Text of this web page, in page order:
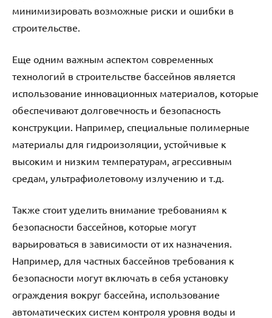
минимизировать возможные риски и ошибки в
строительстве.
Еще одним важным аспектом современных
технологий в строительстве бассейнов является
использование инновационных материалов, которые
обеспечивают долговечность и безопасность
конструкции. Например, специальные полимерные
материалы для гидроизоляции, устойчивые к
высоким и низким температурам, агрессивным
средам, ультрафиолетовому излучению и т.д.
Также стоит уделить внимание требованиям к
безопасности бассейнов, которые могут
варьироваться в зависимости от их назначения.
Например, для частных бассейнов требования к
безопасности могут включать в себя установку
ограждения вокруг бассейна, использование
автоматических систем контроля уровня воды и